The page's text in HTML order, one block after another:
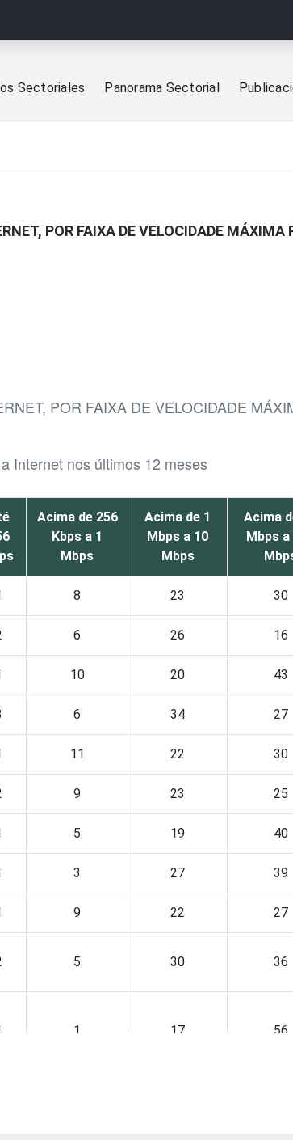
Sectoriales Panorama Sectorial
POR FAIXA DE VELOCIDADE MÁXIMA
POR FAIXA DE VELOCIDADE
Internet nos últimos 12 meses
Acima de 256
Kbps a 1
Mbps
Acima de 1
Mbps a 10
Mbps
Acima
Mbps
8 23 30
6 26 16
10 20 43
6 34 27
11 22 30
9 23 25
5 19 40
3 27 39
9 22 27
5 30 36
1 17 56